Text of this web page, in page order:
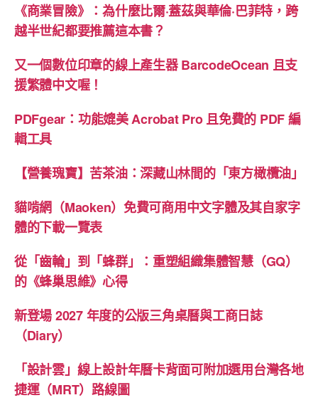
《商業冒險》：為什麼比爾·蓋茲與華倫·巴菲特，跨
越半世紀都要推薦這本書？
又一個數位印章的線上產生器 BarcodeOcean 且支
援繁體中文喔！
PDFgear：功能媲美 Acrobat Pro 且免費的 PDF 編
輯工具
【營養瑰寶】苦茶油：深藏山林間的「東方橄欖油」
貓啃網（Maoken）免費可商用中文字體及其自家字
體的下載一覽表
從「齒輪」到「蜂群」：重塑組織集體智慧（GQ）
的《蜂巢思維》心得
新登場 2027 年度的公版三角桌曆與工商日誌
（Diary）
「設計雲」線上設計年曆卡背面可附加選用台灣各地
捷運（MRT）路線圖